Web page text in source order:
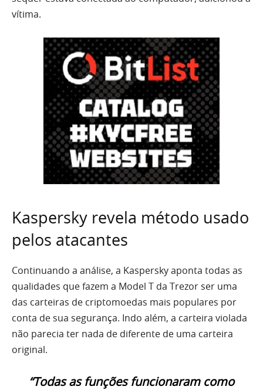
vítima.
Kaspersky revela método usado
pelos atacantes
Continuando a análise, a Kaspersky aponta todas as
qualidades que fazem a Model T da Trezor ser uma
das carteiras de criptomoedas mais populares por
conta de sua segurança. Indo além, a carteira violada
não parecia ter nada de diferente de uma carteira
original.
“Todas as funções funcionaram como